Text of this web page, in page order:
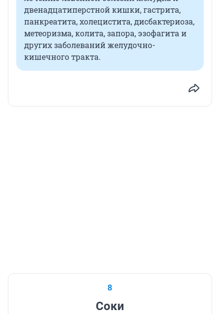
двенадцатиперстной кишки, гастрита,
панкреатита, холецистита, дисбактериоза,
метеоризма, колита, запора, эзофагита и
других заболеваний желудочно-
кишечного тракта.
8
Соки